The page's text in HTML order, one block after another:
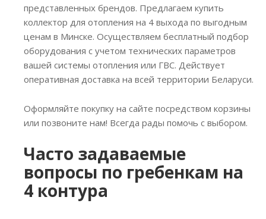
представленных брендов. Предлагаем купить
коллектор для отопления на 4 выхода по выгодным
ценам в Минске. Осуществляем бесплатный подбор
оборудования с учетом технических параметров
вашей системы отопления или ГВС. Действует
оперативная доставка на всей территории Беларуси.
Оформляйте покупку на сайте посредством корзины
или позвоните нам! Всегда рады помочь с выбором.
Часто задаваемые
вопросы по гребенкам на
4 контура